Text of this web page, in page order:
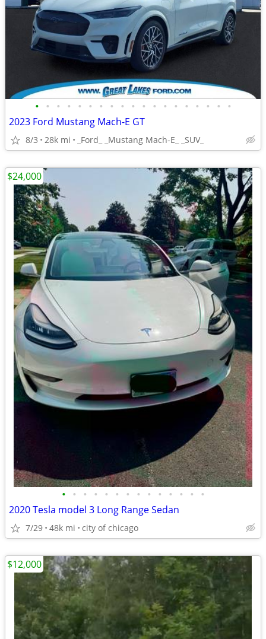
• • • • • • • • • • • • • • • • • • •
2023 Ford Mustang Mach-E GT
8/3 28k mi _Ford_ _Mustang Mach-E_ _SUV_
• • • • • • • • • • • • • •
2020 Tesla model 3 Long Range Sedan
7/29 48k mi city of chicago
$24,000
$12,000